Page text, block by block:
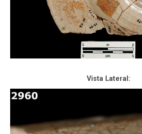
Vista Lateral: